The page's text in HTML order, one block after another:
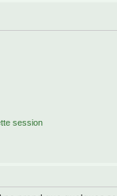
session